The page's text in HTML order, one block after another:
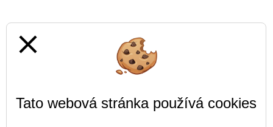
close
Tato webová stránka používá cookies